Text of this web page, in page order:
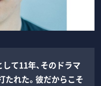
て11年、そのドラマ
たれた。彼だからこそ